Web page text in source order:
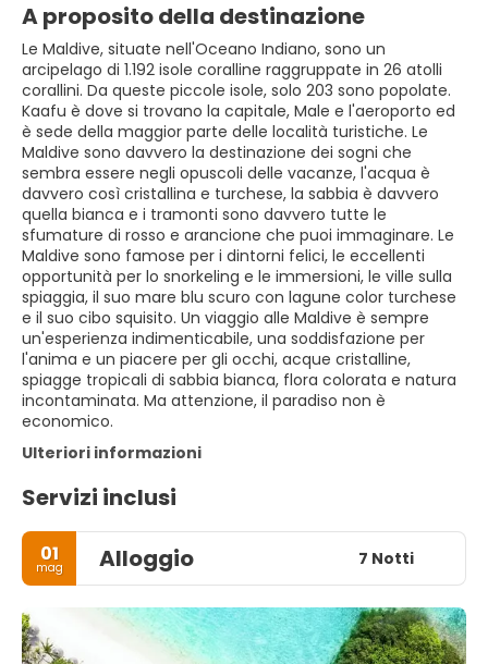
A proposito della destinazione
Le Maldive, situate nell'Oceano Indiano, sono un
arcipelago di 1.192 isole coralline raggruppate in 26 atolli
corallini. Da queste piccole isole, solo 203 sono popolate.
Kaafu è dove si trovano la capitale, Male e l'aeroporto ed
è sede della maggior parte delle località turistiche. Le
Maldive sono davvero la destinazione dei sogni che
sembra essere negli opuscoli delle vacanze, l'acqua è
davvero così cristallina e turchese, la sabbia è davvero
quella bianca e i tramonti sono davvero tutte le
sfumature di rosso e arancione che puoi immaginare. Le
Maldive sono famose per i dintorni felici, le eccellenti
opportunità per lo snorkeling e le immersioni, le ville sulla
spiaggia, il suo mare blu scuro con lagune color turchese
e il suo cibo squisito. Un viaggio alle Maldive è sempre
un'esperienza indimenticabile, una soddisfazione per
l'anima e un piacere per gli occhi, acque cristalline,
spiagge tropicali di sabbia bianca, flora colorata e natura
incontaminata. Ma attenzione, il paradiso non è
economico.
Ulteriori informazioni
Servizi inclusi
01
mag Alloggio 7 Notti